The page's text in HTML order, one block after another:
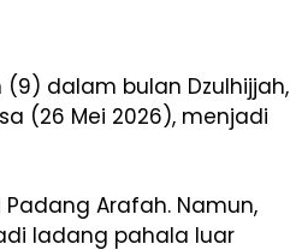
dalam bulan Dzulhijjah,
(26 Mei 2026), menjadi
Arafah. Namun,
ladang pahala luar